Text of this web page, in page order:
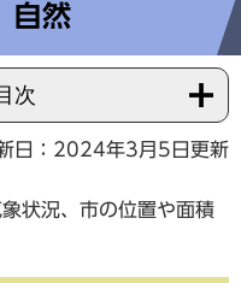
自然
次
日：2024年3月5日更新
状況、市の位置や面積